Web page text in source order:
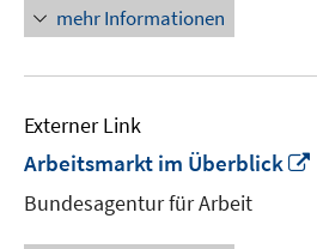
mehr Informationen
Externer Link
Arbeitsmarkt im Überblick
Bundesagentur für Arbeit